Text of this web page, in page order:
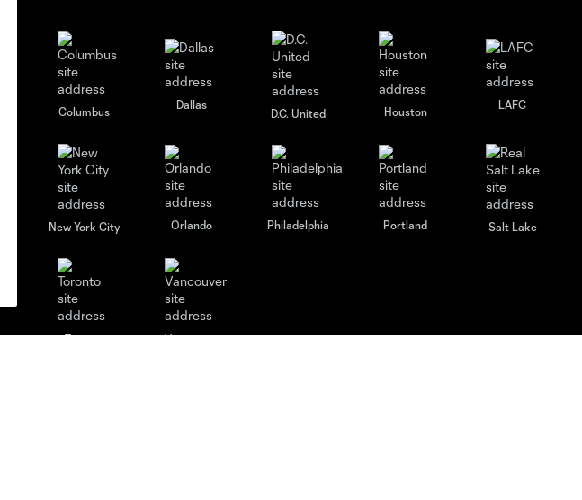
Columbus
Dallas
D.C. United Houston
LAFC
New York City Orlando Philadelphia Portland Salt Lake
Toronto Vancouver